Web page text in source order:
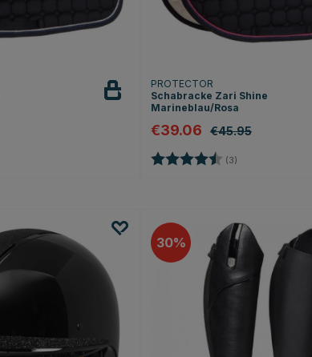
PROTECTOR
Schabracke Zari Shine
Marineblau/Rosa
€39.06 €45.95
Bewertung: (3)
30